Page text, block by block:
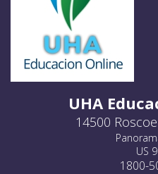
UHA
14500
US
1800-